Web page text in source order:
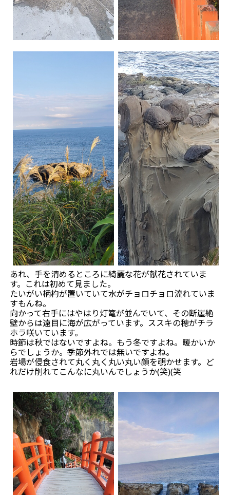
あれ、手を清めるところに綺麗な花が献花されていま
す。これは初めて見ました。
たいがい柄杓が置いていて水がチョロチョロ流れていま
すもんね。
向かって右手にはやはり灯篭が並んでいて、その断崖絶
壁からは遠目に海が広がっています。ススキの穂がチラ
ホラ咲いています。
時節は秋ではないですよね。もう冬ですよね。暖かいか
らでしょうか。季節外れでは無いですよね。
岩場が侵食されて丸く丸く丸い丸い顔を覗かせます。ど
れだけ削れてこんなに丸いんでしょうか(笑)(笑